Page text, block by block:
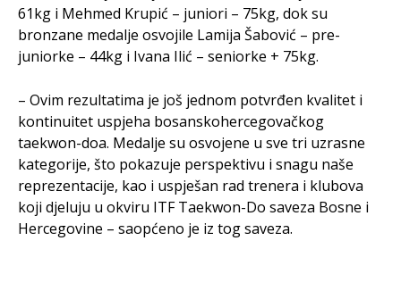
61kg i Mehmed Krupić – juniori – 75kg, dok su
bronzane medalje osvojile Lamija Šabović – pre-
juniorke – 44kg i Ivana Ilić – seniorke + 75kg.
– Ovim rezultatima je još jednom potvrđen kvalitet i
kontinuitet uspjeha bosanskohercegovačkog
taekwon-doa. Medalje su osvojene u sve tri uzrasne
kategorije, što pokazuje perspektivu i snagu naše
reprezentacije, kao i uspješan rad trenera i klubova
koji djeluju u okviru ITF Taekwon-Do saveza Bosne i
Hercegovine – saopćeno je iz tog saveza.